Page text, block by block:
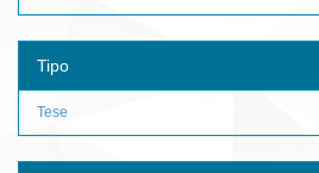
Tipo
Tese